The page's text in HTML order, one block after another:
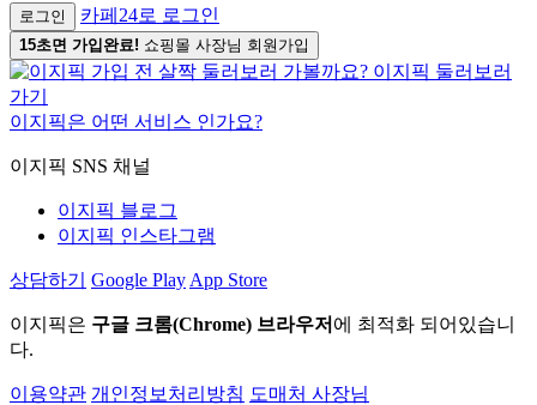
로그인 카페24로 로그인
15초면 가입완료! 쇼핑몰 사장님 회원가입
이지픽은 어떤 서비스 인가요?
이지픽 SNS 채널
이지픽 블로그
이지픽 인스타그램
상담하기 Google Play App Store
이지픽은 구글 크롬(Chrome) 브라우저 에 최적화 되어있습니
다.
이용약관 개인정보처리방침 도매처 사장님